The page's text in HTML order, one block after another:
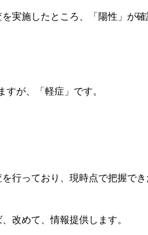
実施したところ、「陽性」が確
が、「軽症」です。
行っており、現時点で把握で
改めて、情報提供します。